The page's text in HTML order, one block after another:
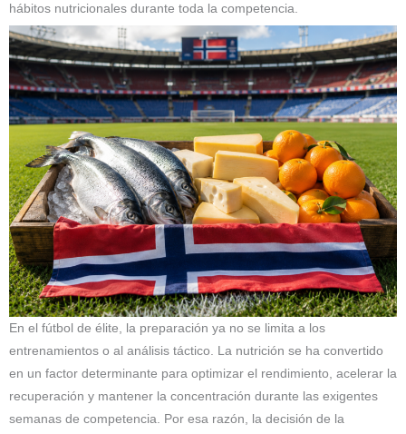
hábitos nutricionales durante toda la competencia.
En el fútbol de élite, la preparación ya no se limita a los
entrenamientos o al análisis táctico. La nutrición se ha convertido
en un factor determinante para optimizar el rendimiento, acelerar la
recuperación y mantener la concentración durante las exigentes
semanas de competencia. Por esa razón, la decisión de la